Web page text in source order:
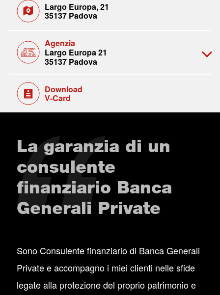
Largo Europa, 21
35137 Padova
Agenzia
Largo Europa 21
35137 Padova
Download
V-Card
La garanzia di un
consulente
finanziario Banca
Generali Private
Sono Consulente finanziario di Banca Generali
Private e accompagno i miei clienti nelle sfide
legate alla protezione del proprio patrimonio e